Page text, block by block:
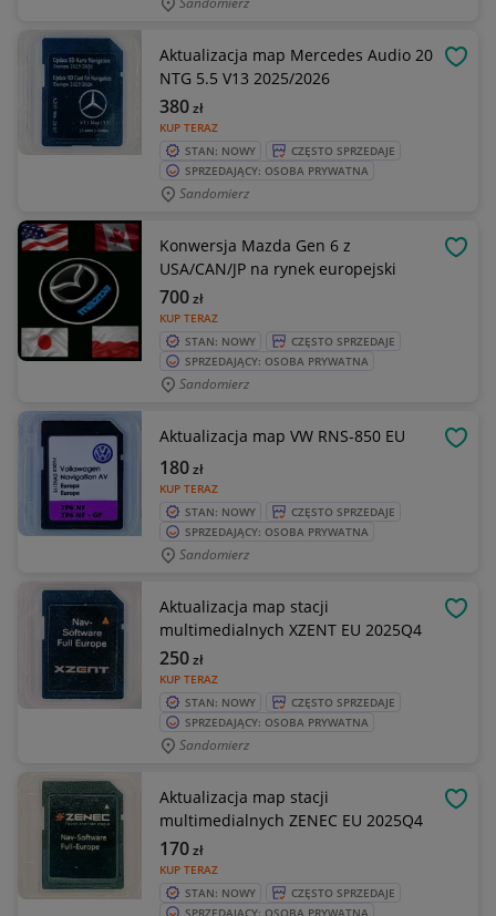
Aktualizacja map Mercedes Audio 20
NTG 5.5 V13 2025/2026
KUP TERAZ
380zł
STAN: NOWY
CZĘSTO SPRZEDAJE
SPRZEDAJĄCY: OSOBA PRYWATNA
Sandomierz
Konwersja Mazda Gen 6 z
USA/CAN/JP na rynek europejski
KUP TERAZ
700zł
STAN: NOWY
CZĘSTO SPRZEDAJE
SPRZEDAJĄCY: OSOBA PRYWATNA
Sandomierz
Aktualizacja map VW RNS-850 EU
KUP TERAZ
180zł
STAN: NOWY
CZĘSTO SPRZEDAJE
SPRZEDAJĄCY: OSOBA PRYWATNA
Sandomierz
Aktualizacja map stacji
multimedialnych XZENT EU 2025Q4
KUP TERAZ
250zł
STAN: NOWY
CZĘSTO SPRZEDAJE
SPRZEDAJĄCY: OSOBA PRYWATNA
Sandomierz
Aktualizacja map stacji
multimedialnych ZENEC EU 2025Q4
KUP TERAZ
170zł
STAN: NOWY
CZĘSTO SPRZEDAJE
SPRZEDAJĄCY: OSOBA PRYWATNA